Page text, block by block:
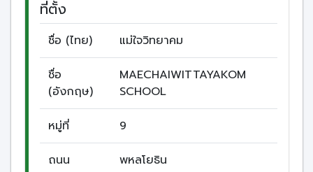
ที่ตั้ง
ชื่อ (ไทย) แม่ใจวิทยาคม
ชื่อ
(อังกฤษ)
MAECHAIWITTAYAKOM
SCHOOL
หมู่ที่ 9
ถนน พหลโยธิน